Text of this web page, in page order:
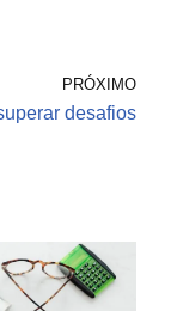
PRÓXIMO
desafios